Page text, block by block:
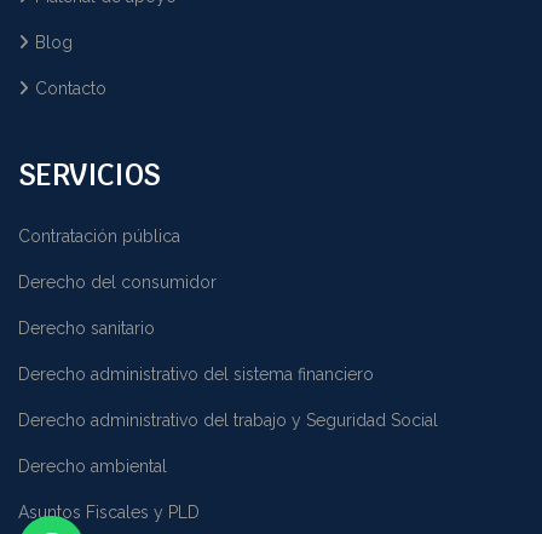
Blog
Contacto
SERVICIOS
Contratación pública
Derecho del consumidor
Derecho sanitario
Derecho administrativo del sistema financiero
Derecho administrativo del trabajo y Seguridad Social
Derecho ambiental
Asuntos Fiscales y PLD